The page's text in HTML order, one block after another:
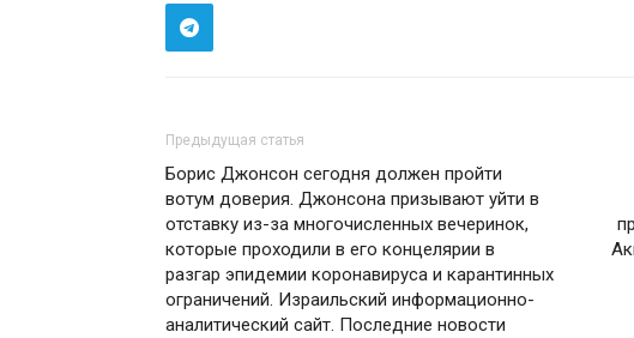
Предыдущая статья
Борис Джонсон сегодня должен пройти
вотум доверия. Джонсона призывают уйти в
отставку из-за многочисленных вечеринок,
которые проходили в его концелярии в
разгар эпидемии коронавируса и карантинных
ограничений. Израильский информационно-
аналитический сайт. Последние новости